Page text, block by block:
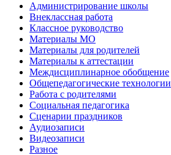
Администрирование школы
Внеклассная работа
Классное руководство
Материалы МО
Материалы для родителей
Материалы к аттестации
Междисциплинарное обобщение
Общепедагогические технологии
Работа с родителями
Социальная педагогика
Сценарии праздников
Аудиозаписи
Видеозаписи
Разное